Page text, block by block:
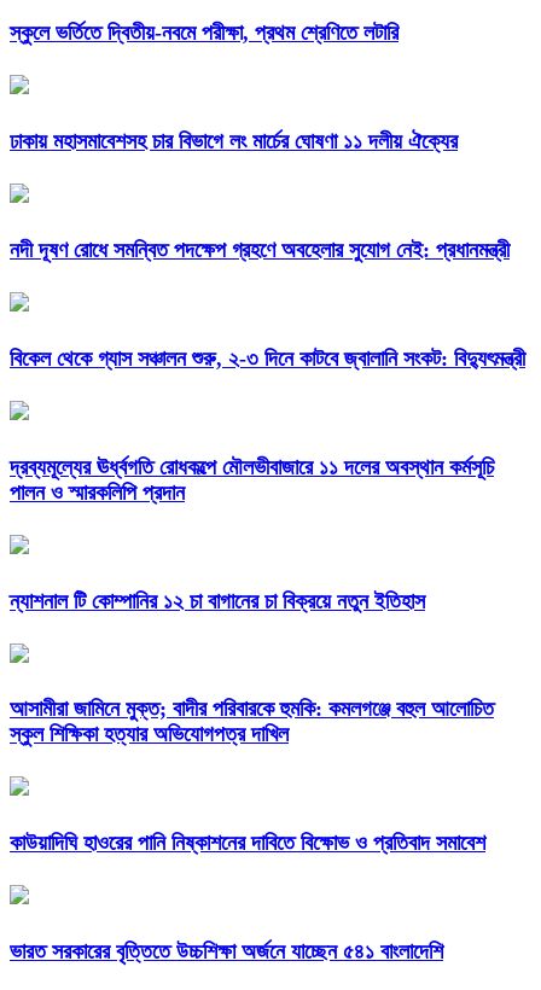
স্কুলে ভর্তিতে দ্বিতীয়-নবমে পরীক্ষা, প্রথম শ্রেণিতে লটারি
ঢাকায় মহাসমাবেশসহ চার বিভাগে লং মার্চের ঘোষণা ১১ দলীয় ঐক্যের
নদী দূষণ রোধে সমন্বিত পদক্ষেপ গ্রহণে অবহেলার সুযোগ নেই: প্রধানমন্ত্রী
বিকেল থেকে গ্যাস সঞ্চালন শুরু, ২-৩ দিনে কাটবে জ্বালানি সংকট: বিদ্যুৎমন্ত্রী
দ্রব্যমূল্যের ঊর্ধ্বগতি রোধকল্পে মৌলভীবাজারে ১১ দলের অবস্থান কর্মসূচি
পালন ও স্মারকলিপি প্রদান
ন্যাশনাল টি কোম্পানির ১২ চা বাগানের চা বিক্রয়ে নতুন ইতিহাস
আসামীরা জামিনে মুক্ত; বাদীর পরিবারকে হুমকি: কমলগঞ্জে বহুল আলোচিত
স্কুল শিক্ষিকা হত্যার অভিযোগপত্র দাখিল
কাউয়াদিঘি হাওরের পানি নিষ্কাশনের দাবিতে বিক্ষোভ ও প্রতিবাদ সমাবেশ
ভারত সরকারের বৃত্তিতে উচ্চশিক্ষা অর্জনে যাচ্ছেন ৫৪১ বাংলাদেশি